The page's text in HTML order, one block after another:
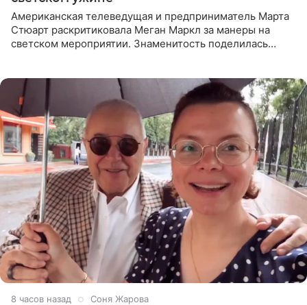
Американская телеведущая и предприниматель Марта
Стюарт раскритиковала Меган Маркл за манеры на
светском мероприятии. Знаменитость поделилась
8 часов назад Соня Жарова